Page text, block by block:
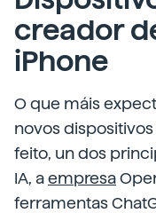
creador
iPhone
O que máis
novos dispositivos
feito, un dos
IA, aempresa
ferramentas